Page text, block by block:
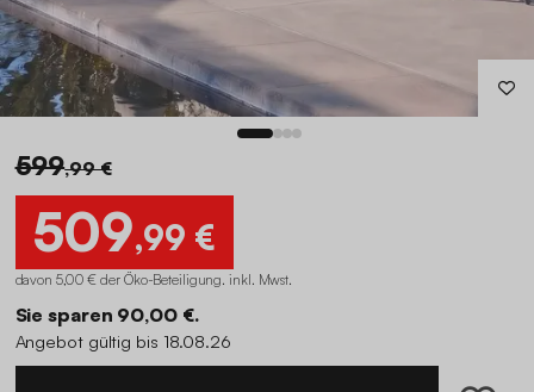
599,99 €
509,99 €
davon 5,00 € der Öko-Beteiligung. inkl. Mwst.
Sie sparen 90,00 €.
Angebot gültig bis 18.08.26